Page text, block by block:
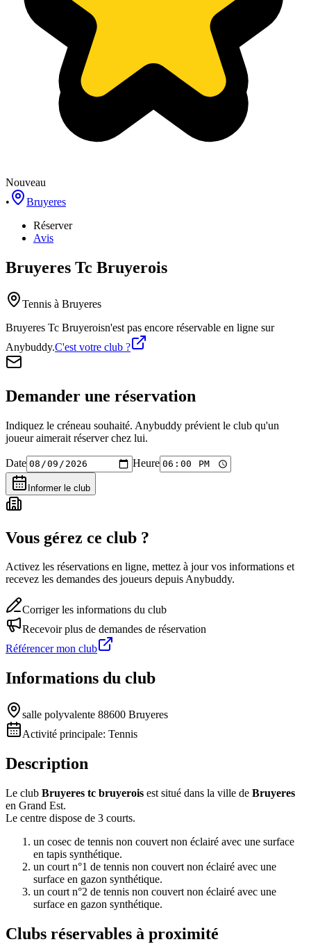
Nouveau
•
Bruyeres
Réserver
Avis
Bruyeres Tc Bruyerois
Tennis à Bruyeres
Bruyeres Tc Bruyeroisn'est pas encore réservable en ligne sur
Anybuddy.C'est votre club ?
Demander une réservation
Indiquez le créneau souhaité. Anybuddy prévient le club qu'un
joueur aimerait réserver chez lui.
Date Heure
Informer le club
Vous gérez ce club ?
Activez les réservations en ligne, mettez à jour vos informations et
recevez les demandes des joueurs depuis Anybuddy.
Corriger les informations du club
Recevoir plus de demandes de réservation
Référencer mon club
Informations du club
salle polyvalente 88600 Bruyeres
Activité principale: Tennis
Description
Le club Bruyeres tc bruyerois est situé dans la ville de Bruyeres
en Grand Est.
Le centre dispose de 3 courts.
un cosec de tennis non couvert non éclairé avec une surface
en tapis synthétique.
un court n°1 de tennis non couvert non éclairé avec une
surface en gazon synthétique.
un court n°2 de tennis non couvert non éclairé avec une
surface en gazon synthétique.
Clubs réservables à proximité